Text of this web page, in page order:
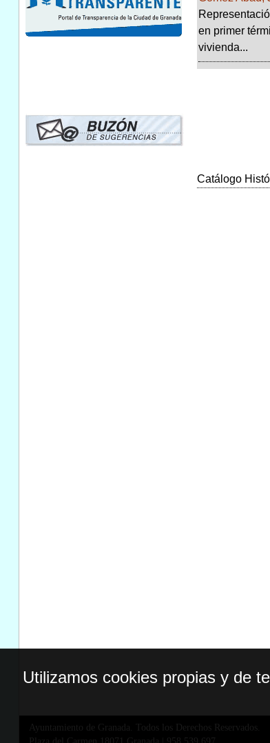
en primer
vivienda...
Catálogo
Ayuntamiento de Granada. Todos los Derechos Reservados.
Utilizamos cookies propias y de